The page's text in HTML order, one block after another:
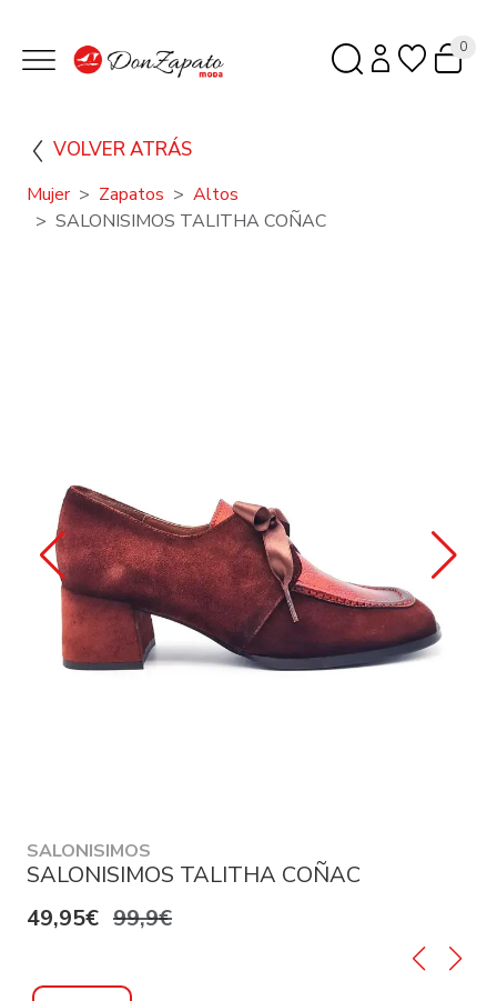
0
VOLVER ATRÁS
Mujer Zapatos
Altos
SALONISIMOS TALITHA COÑAC
SALONISIMOS
SALONISIMOS TALITHA COÑAC
49,95€ 99,9€